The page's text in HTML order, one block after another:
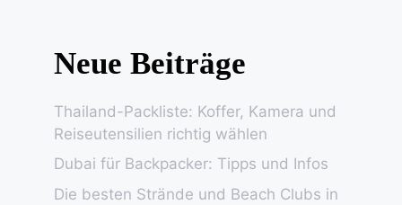
Neue Beiträge
Thailand-Packliste: Koffer, Kamera und
Reiseutensilien richtig wählen
Dubai für Backpacker: Tipps und Infos
Die besten Strände und Beach Clubs in